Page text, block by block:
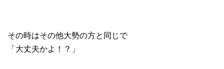
その時はその他大勢の方と同じで
「大丈夫かよ！？」